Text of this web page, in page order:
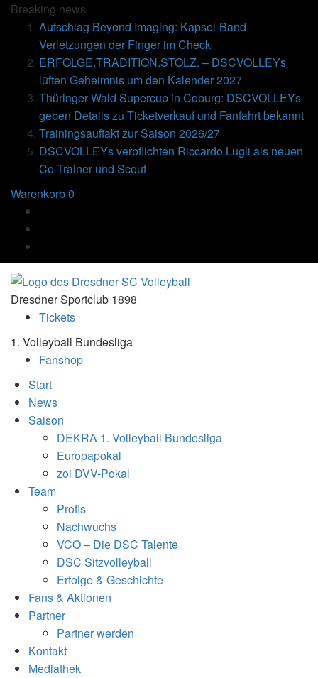
Breaking news
Aufschlag Beyond Imaging: Kapsel-Band-
Verletzungen der Finger im Check
ERFOLGE.TRADITION.STOLZ. – DSCVOLLEYs
lüften Geheimnis um den Kalender 2027
Thüringer Wald Supercup in Coburg: DSCVOLLEYs
geben Details zu Ticketverkauf und Fanfahrt bekannt
Trainingsauftakt zur Saison 2026/27
DSCVOLLEYs verpflichten Riccardo Lugli als neuen
Co-Trainer und Scout
Warenkorb0
Dresdner Sportclub 1898
Tickets
1. Volleyball Bundesliga
Fanshop
Start
News
Saison
DEKRA 1. Volleyball Bundesliga
Europapokal
zoi DVV-Pokal
Team
Profis
Nachwuchs
VCO – Die DSC Talente
DSC Sitzvolleyball
Erfolge & Geschichte
Fans & Aktionen
Partner
Partner werden
Kontakt
Mediathek